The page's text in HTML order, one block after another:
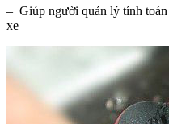
– Giúp người quản lý tính toán
xe